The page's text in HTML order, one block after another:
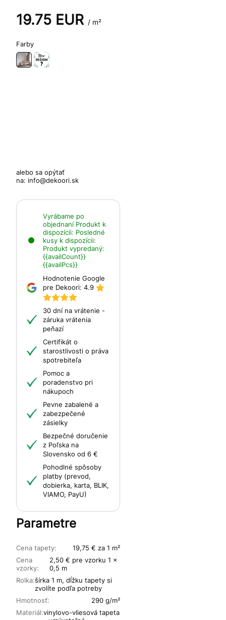
19.75 EUR / m²
Farby
alebo sa opýtať
na: info@dekoori.sk
Vyrábame po
objednaní Produkt k
dispozícii: Posledné
kusy k dispozícii:
Produkt vypredaný:
{{availCount}}
{{availPcs}}
Hodnotenie Google
pre Dekoori: 4.9
30 dní na vrátenie -
záruka vrátenia
peňazí
Certifikát o
starostlivosti o práva
spotrebiteľa
Pomoc a
poradenstvo pri
nákupoch
Pevne zabalené a
zabezpečené
zásielky
Bezpečné doručenie
z Poľska na
Slovensko od 6 €
Pohodlné spôsoby
platby (prevod,
dobierka, karta, BLIK,
VIAMO, PayU)
Parametre
Cena tapety:
19,75 € za 1 m²
Cena
vzorky:
2,50 € pre vzorku 1 x
0,5 m
Rolka:šírka 1 m, dĺžku tapety si
zvolíte podľa potreby
Materiál:vinylovo-vliesová tapeta
Hmotnosť: 290 g/m²